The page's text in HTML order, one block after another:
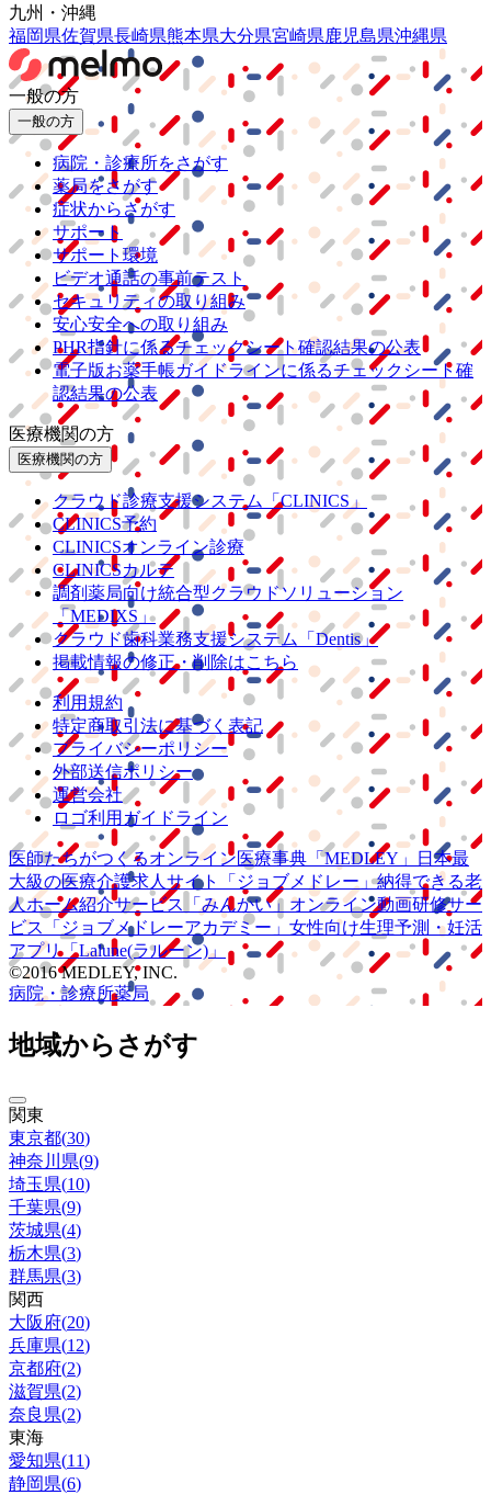
九州・沖縄
福岡県佐賀県長崎県熊本県大分県宮崎県鹿児島県沖縄県
一般の方
一般の方
病院・診療所をさがす
薬局をさがす
症状からさがす
サポート
サポート環境
ビデオ通話の事前テスト
セキュリティの取り組み
安心安全への取り組み
PHR指針に係るチェックシート確認結果の公表
電子版お薬手帳ガイドラインに係るチェックシート確
認結果の公表
医療機関の方
医療機関の方
クラウド診療支援システム
「CLINICS」
CLINICS予約
CLINICSオンライン診療
CLINICSカルテ
調剤薬局向け統合型クラウドソリューション
「MEDIXS」
クラウド歯科業務支援システム
「Dentis」
掲載情報の修正・削除はこちら
利用規約
特定商取引法に基づく表記
プライバシーポリシー
外部送信ポリシー
運営会社
ロゴ利用ガイドライン
医師たちがつくるオンライン医療事典 「MEDLEY」
日本最
大級の医療介護求人サイト 「ジョブメドレー」納得できる老
人ホーム紹介サービス
「みんかい」 オンライン動画研修サー
ビス
「ジョブメドレーアカデミー」 女性向け生理予測・妊活
アプリ「Lalune(ラルーン)」
©2016 MEDLEY, INC.
病院・診療所薬局
地域からさがす
関東
東京都(30)
神奈川県(9)
埼玉県(10)
千葉県(9)
茨城県(4)
栃木県(3)
群馬県(3)
関西
大阪府(20)
兵庫県(12)
京都府(2)
滋賀県(2)
奈良県(2)
東海
愛知県(11)
静岡県(6)